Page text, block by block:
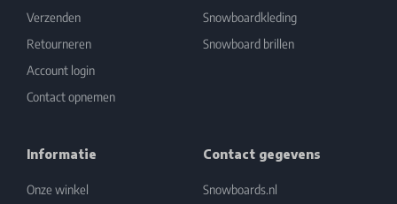
Verzenden
Retourneren
Account login
Contact opnemen
Snowboardkleding
Snowboard brillen
Informatie
Onze winkel
Contact gegevens
Snowboards.nl